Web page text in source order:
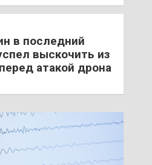
в последний
выскочить из
атакой дрона